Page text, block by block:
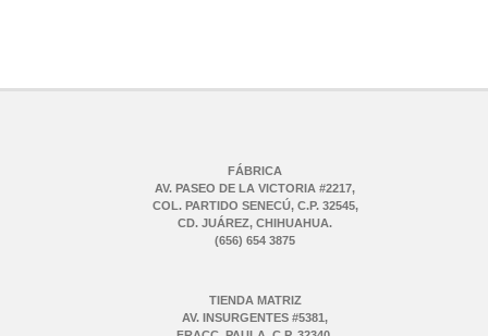
FÁBRICA
AV. PASEO DE LA VICTORIA #2217,
COL. PARTIDO SENECÚ, C.P. 32545,
CD. JUÁREZ, CHIHUAHUA.
(656) 654 3875
TIENDA MATRIZ
AV. INSURGENTES #5381,